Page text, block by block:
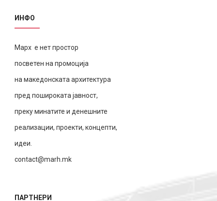
ИНФО
Марх е нет простор
посветен на промоција
на македонската архитектура
пред пошироката јавност,
преку минатите и денешните
реализации, проекти, концепти,
идеи.
contact@marh.mk
ПАРТНЕРИ